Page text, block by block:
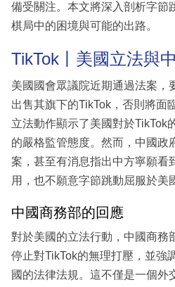
備受關注。本文將深入剖析字節
棋局中的困境與可能的出路。
TikTok丨美國立法與
美國國會眾議院近期通過法案，
出售其旗下的TikTok，否則將面
立法動作顯示了美國對於TikTok
的嚴格監管態度。然而，中國政
案，甚至有消息指出中方寧願看
用，也不願意字節跳動屈服於美
中國商務部的回應
對於美國的立法行動，中國商務
停止對TikTok的無理打壓，並強
國的法律法規。這不僅是一個外